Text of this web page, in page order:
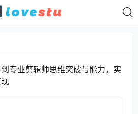
专业剪辑师思维突破与能力，实